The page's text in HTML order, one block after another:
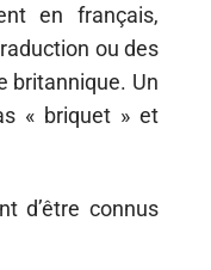
en français,
ou des
britannique. Un
« briquet » et
d’être connus